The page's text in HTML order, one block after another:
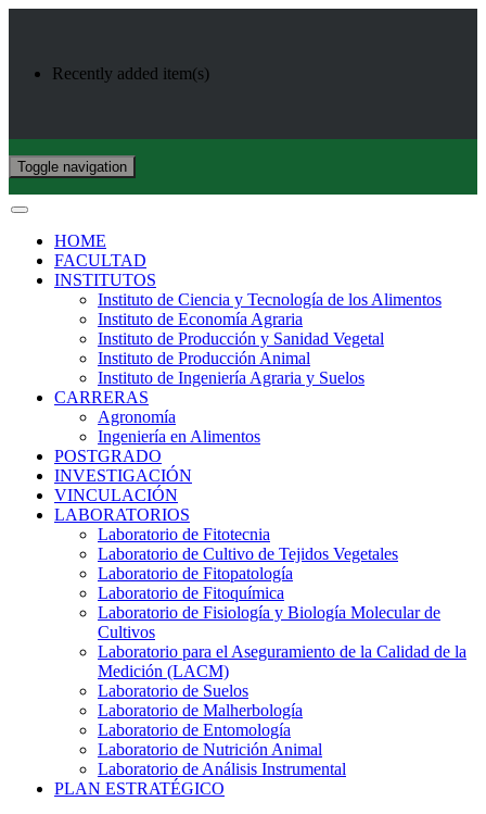
Recently added item(s)
Toggle navigation
HOME
FACULTAD
INSTITUTOS
Instituto de Ciencia y Tecnología de los Alimentos
Instituto de Economía Agraria
Instituto de Producción y Sanidad Vegetal
Instituto de Producción Animal
Instituto de Ingeniería Agraria y Suelos
CARRERAS
Agronomía
Ingeniería en Alimentos
POSTGRADO
INVESTIGACIÓN
VINCULACIÓN
LABORATORIOS
Laboratorio de Fitotecnia
Laboratorio de Cultivo de Tejidos Vegetales
Laboratorio de Fitopatología
Laboratorio de Fitoquímica
Laboratorio de Fisiología y Biología Molecular de
Cultivos
Laboratorio para el Aseguramiento de la Calidad de la
Medición (LACM)
Laboratorio de Suelos
Laboratorio de Malherbología
Laboratorio de Entomología
Laboratorio de Nutrición Animal
Laboratorio de Análisis Instrumental
PLAN ESTRATÉGICO